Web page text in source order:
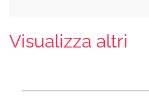
Visualizza altri